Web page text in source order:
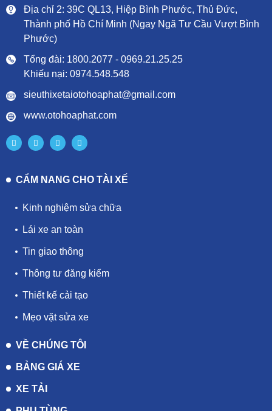
Địa chỉ 2: 39C QL13, Hiệp Bình Phước, Thủ Đức,
Thành phố Hồ Chí Minh (Ngay Ngã Tư Cầu Vượt Bình
Phước)
Tổng đài: 1800.2077 - 0969.21.25.25
Khiếu nại: 0974.548.548
sieuthixetaiotohoaphat@gmail.com
www.otohoaphat.com
CẨM NANG CHO TÀI XẾ
Kinh nghiệm sửa chữa
Lái xe an toàn
Tin giao thông
Thông tư đăng kiểm
Thiết kế cải tạo
Mẹo vặt sửa xe
VỀ CHÚNG TÔI
BẢNG GIÁ XE
XE TẢI